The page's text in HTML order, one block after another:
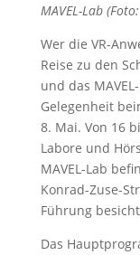
MAVEL-Lab
Wer die VR-
Reise zu den
und das
Gelegenheit
8. Mai. Von 16
Labore und
MAVEL-Lab
Konrad-Zuse-
Führung
Das